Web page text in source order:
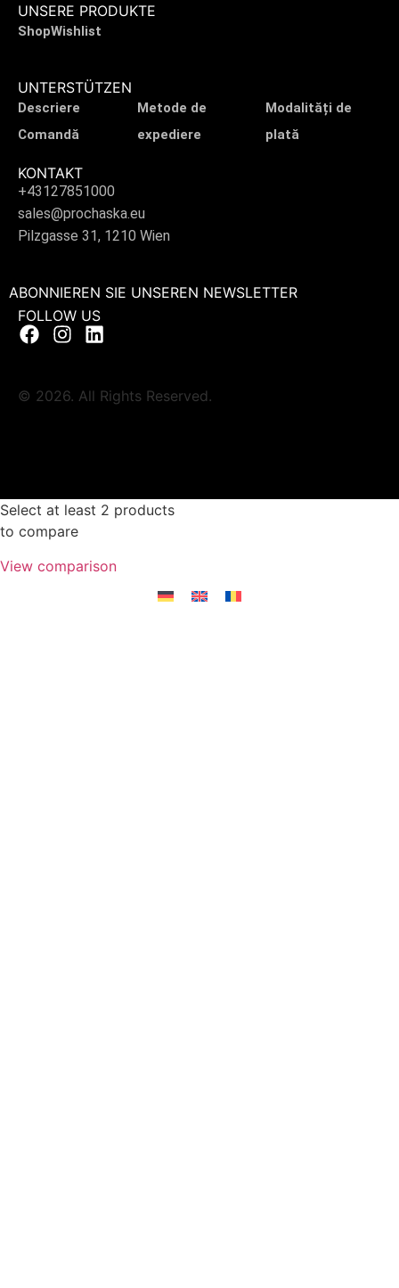
UNSERE PRODUKTE
ShopWishlist
UNTERSTÜTZEN
Descriere
Comandă
Metode de
expediere
Modalități de
plată
KONTAKT
+43127851000
sales@prochaska.eu
Pilzgasse 31, 1210 Wien
ABONNIEREN SIE UNSEREN NEWSLETTER
FOLLOW US
© 2026. All Rights Reserved.
Select at least 2 products
to compare
View comparison